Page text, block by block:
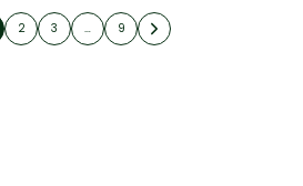
2 3 … 9